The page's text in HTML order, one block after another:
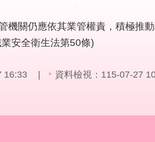
機關仍應依其業管權責，積極推
安全衛生法第50條)
16:33 資料檢視：115-07-27